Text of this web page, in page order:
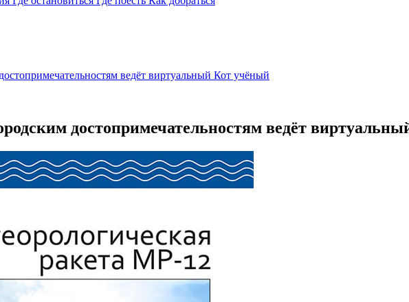
ведёт виртуальный Кот учёный
достопримечательностям ведёт